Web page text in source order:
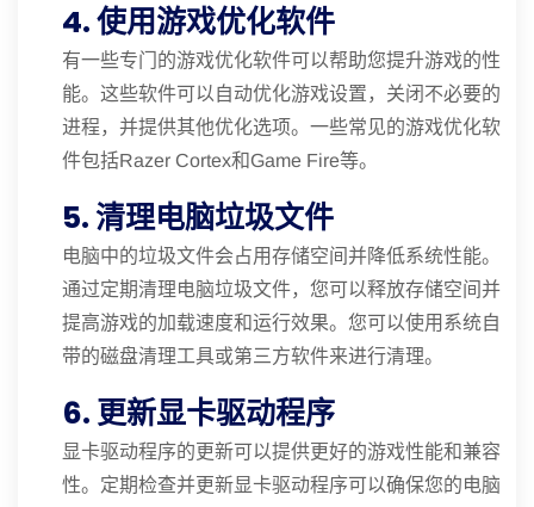
4. 使用游戏优化软件
有一些专门的游戏优化软件可以帮助您提升游戏的性
能。这些软件可以自动优化游戏设置，关闭不必要的
进程，并提供其他优化选项。一些常见的游戏优化软
件包括Razer Cortex和Game Fire等。
5. 清理电脑垃圾文件
电脑中的垃圾文件会占用存储空间并降低系统性能。
通过定期清理电脑垃圾文件，您可以释放存储空间并
提高游戏的加载速度和运行效果。您可以使用系统自
带的磁盘清理工具或第三方软件来进行清理。
6. 更新显卡驱动程序
显卡驱动程序的更新可以提供更好的游戏性能和兼容
性。定期检查并更新显卡驱动程序可以确保您的电脑